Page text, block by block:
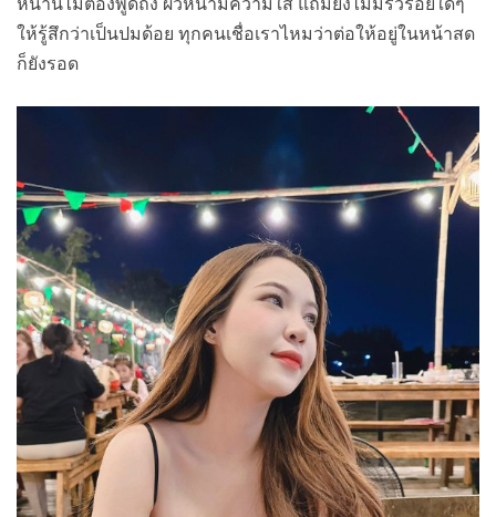
ให้รู้สึกว่าเป็นปมด้อย ทุกคนเชื่อเราไหมว่าต่อให้อยู่ในหน้าสด
ก็ยังรอด